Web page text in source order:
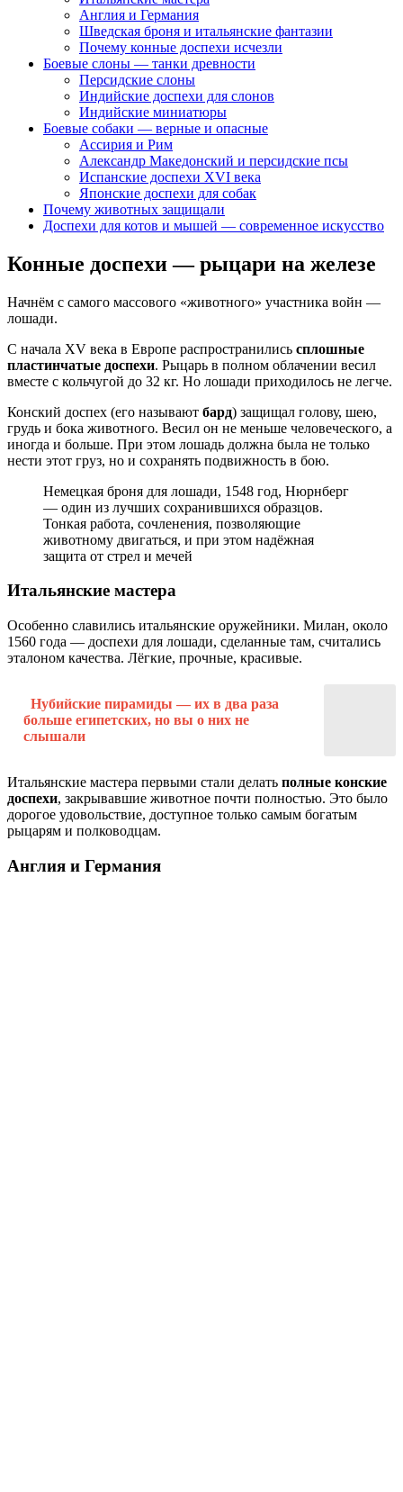
Англия и Германия
Шведская броня и итальянские фантазии
Почему конные доспехи исчезли
Боевые слоны — танки древности
Персидские слоны
Индийские доспехи для слонов
Индийские миниатюры
Боевые собаки — верные и опасные
Ассирия и Рим
Александр Македонский и персидские псы
Испанские доспехи XVI века
Японские доспехи для собак
Почему животных защищали
Доспехи для котов и мышей — современное искусство
Конные доспехи — рыцари на железе
Начнём с самого массового «животного» участника войн —
лошади.
С начала XV века в Европе распространились сплошные
пластинчатые доспехи. Рыцарь в полном облачении весил
вместе с кольчугой до 32 кг. Но лошади приходилось не легче.
Конский доспех (его называют бард) защищал голову, шею,
грудь и бока животного. Весил он не меньше человеческого, а
иногда и больше. При этом лошадь должна была не только
нести этот груз, но и сохранять подвижность в бою.
Немецкая броня для лошади, 1548 год, Нюрнберг
— один из лучших сохранившихся образцов.
Тонкая работа, сочленения, позволяющие
животному двигаться, и при этом надёжная
защита от стрел и мечей
Итальянские мастера
Особенно славились итальянские оружейники. Милан, около
1560 года — доспехи для лошади, сделанные там, считались
эталоном качества. Лёгкие, прочные, красивые.
Нубийские пирамиды — их в два раза
больше египетских, но вы о них не
слышали
Итальянские мастера первыми стали делать полные конские
доспехи, закрывавшие животное почти полностью. Это было
дорогое удовольствие, доступное только самым богатым
рыцарям и полководцам.
Англия и Германия